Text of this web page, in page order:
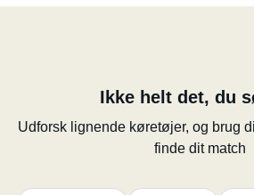
Ikke helt det, du
Udforsk lignende køretøjer, og brug
finde dit match